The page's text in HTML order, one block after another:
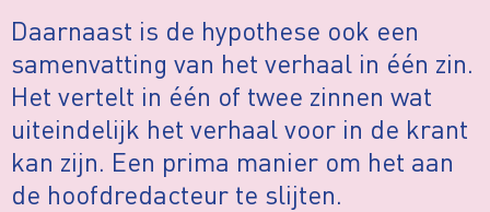
Daarnaast is de hypothese ook een
samenvatting van het verhaal in één zin.
Het vertelt in één of twee zinnen wat
uiteindelijk het verhaal voor in de krant
kan zijn. Een prima manier om het aan
de hoofdredacteur te slijten.